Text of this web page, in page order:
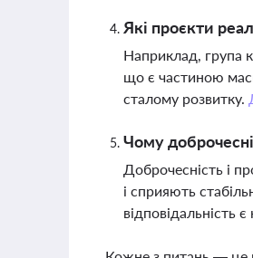
Які проєкти
Наприклад, група
що є частиною
сталому розвитку.
Чому
Доброчесність і
і сприяють
відповідальність